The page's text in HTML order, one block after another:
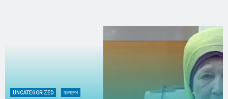
UNCATEGORIZED বাংলাদেশ